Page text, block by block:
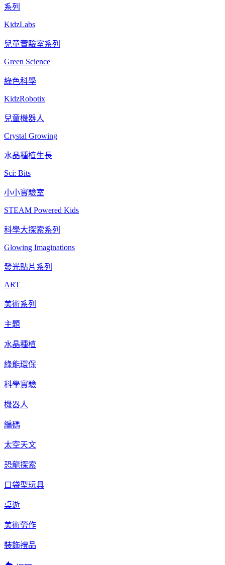
系列
KidzLabs
兒童實驗室系列
Green Science
綠色科學
KidzRobotix
兒童機器人
Crystal Growing
水晶種植生長
Sci: Bits
小小實驗室
STEAM Powered Kids
科學大探索系列
Glowing Imaginations
發光貼片系列
ART
美術系列
主題
水晶種植
綠能環保
科學實驗
機器人
編碼
太空天文
恐龍探索
口袋型玩具
桌遊
美術勞作
裝飾禮品